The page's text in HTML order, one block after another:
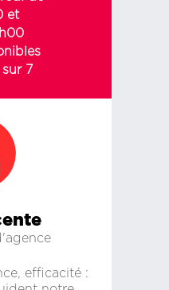
et
7
efficacité :